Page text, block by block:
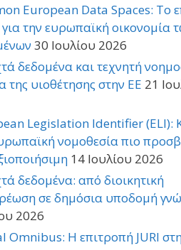
European Data Spaces: Το
την ευρωπαϊκή οικονομία
30 Ιουλίου 2026
δεδομένα και τεχνητή
της υιοθέτησης στην ΕΕ 21
Legislation Identifier (ELI):
νομοθεσία πιο
14 Ιουλίου 2026
δεδομένα: από διοικητική
σε δημόσια υποδομή
2026
Omnibus: Η επιτροπή JURI